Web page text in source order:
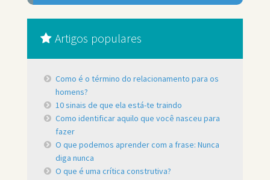
Artigos populares
Como é o término do relacionamento para os
homens?
10 sinais de que ela está-te traindo
Como identificar aquilo que você nasceu para
fazer
O que podemos aprender com a frase: Nunca
diga nunca
O que é uma crítica construtiva?